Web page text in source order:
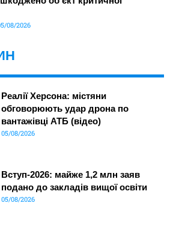
08/2026
Реалії Херсона: містяни
обговорюють удар дрона по
вантажівці АТБ (відео)
05/08/2026
Вступ-2026: майже 1,2 млн заяв
подано до закладів вищої освіти
05/08/2026